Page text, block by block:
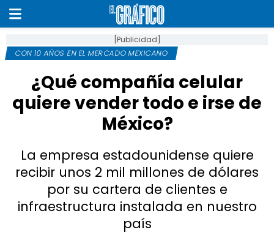
[Publicidad]
CON 10 AÑOS EN EL MERCADO MEXICANO
¿Qué compañía celular
quiere vender todo e irse de
México?
La empresa estadounidense quiere
recibir unos 2 mil millones de dólares
por su cartera de clientes e
infraestructura instalada en nuestro
país